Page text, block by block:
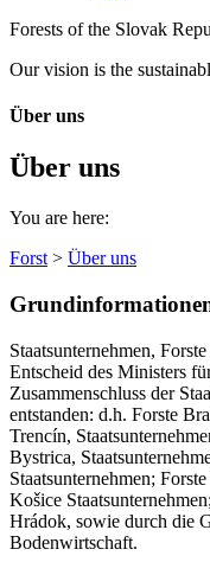
Forests of the Slovak
Our vision is the
Über uns
Über uns
You are here:
Forst > Über uns
Staatsunternehmen,
Entscheid des Ministers
Zusammenschluss der
entstanden: d.h. Forste
Trencín,
Bystrica,
Staatsunternehmen;
Košice
Hrádok, sowie durch die
Bodenwirtschaft.